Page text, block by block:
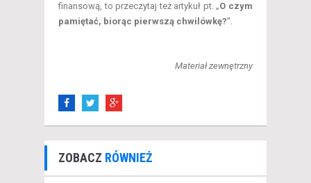
finansową, to przeczytaj też artykuł pt. „O czym
pamiętać, biorąc pierwszą chwilówkę?”.
Materiał zewnętrzny
ZOBACZ RÓWNIEŻ